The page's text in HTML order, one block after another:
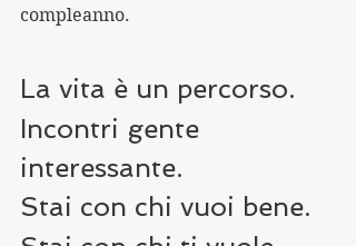
compleanno.
La vita è un percorso.
Incontri gente
interessante.
Stai con chi vuoi bene.